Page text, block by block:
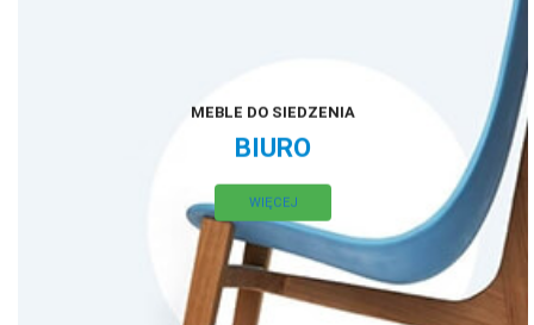
MEBLE DO SIEDZENIA
BIURO
WIĘCEJ